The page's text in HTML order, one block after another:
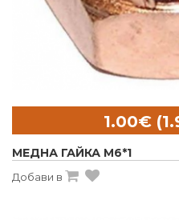
МЕДНА ГАЙКА M6*1
Добави в